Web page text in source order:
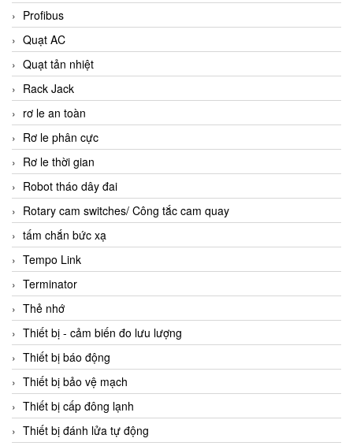
Profibus
Quạt AC
Quạt tản nhiệt
Rack Jack
rơ le an toàn
Rơ le phân cực
Rơ le thời gian
Robot tháo dây đai
Rotary cam switches/ Công tắc cam quay
tấm chắn bức xạ
Tempo Link
Terminator
Thẻ nhớ
Thiết bị - cảm biến đo lưu lượng
Thiết bị báo động
Thiết bị bảo vệ mạch
Thiết bị cấp đông lạnh
Thiết bị đánh lửa tự động